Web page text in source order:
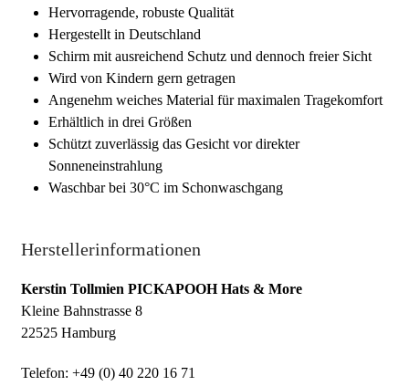
Hervorragende, robuste Qualität
Hergestellt in Deutschland
Schirm mit ausreichend Schutz und dennoch freier Sicht
Wird von Kindern gern getragen
Angenehm weiches Material für maximalen Tragekomfort
Erhältlich in drei Größen
Schützt zuverlässig das Gesicht vor direkter
Sonneneinstrahlung
Waschbar bei 30°C im Schonwaschgang
Herstellerinformationen
Kerstin Tollmien PICKAPOOH Hats & More
Kleine Bahnstrasse 8
22525 Hamburg
Telefon: +49 (0) 40 220 16 71